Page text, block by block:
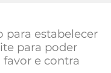
para estabelecer
para poder
e contra